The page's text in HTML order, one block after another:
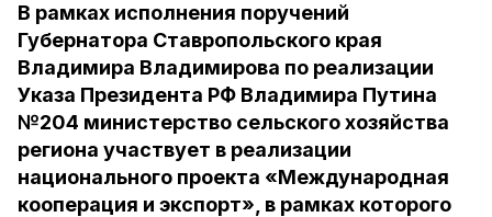
В рамках исполнения поручений
Губернатора Ставропольского края
Владимира Владимирова по реализации
Указа Президента РФ Владимира Путина
№204 министерство сельского хозяйства
региона участвует в реализации
национального проекта «Международная
кооперация и экспорт», в рамках которого